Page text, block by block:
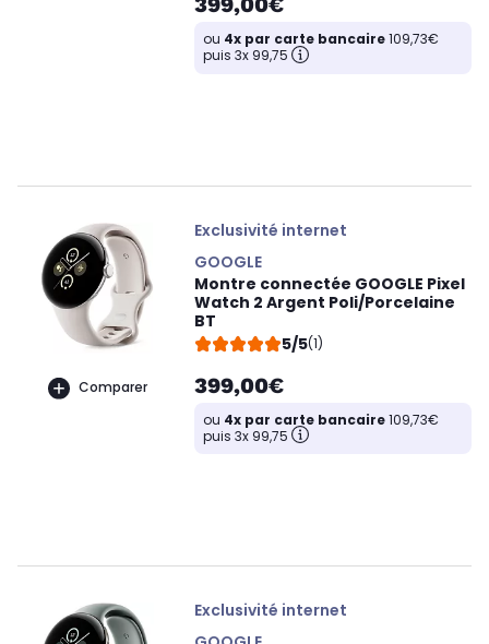
ou 4x par carte bancaire109,73€
puis 3x 99,75
Comparer
Exclusivité internet
GOOGLE
Montre connectée GOOGLE Pixel
Watch 2 Argent Poli/Porcelaine
BT
5/5(1)
399,00€
ou 4x par carte bancaire109,73€
puis 3x 99,75
Exclusivité internet